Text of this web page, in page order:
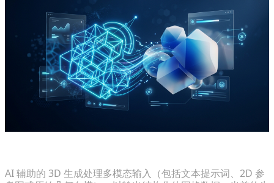
AI 辅助的 3D 生成处理多模态输入（包括文本提示词、2D 参